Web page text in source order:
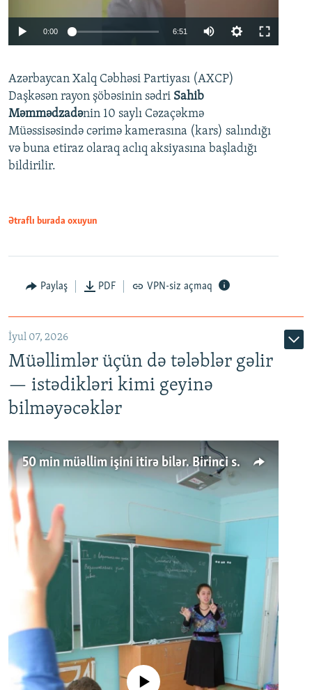
Auto 240p 360p
720p 1080p
0:00 6:51
360p
720p
1080p
Azərbaycan Xalq Cəbhəsi Partiyası (AXCP)
Daşkəsən rayon şöbəsinin sədri Sahib
Məmmədzadənin 10 saylı Cəzaçəkmə
Müəssisəsində cərimə kamerasına (kars) salındığı
və buna etiraz olaraq aclıq aksiyasına başladığı
bildirilir.
Ətraflı burada oxuyun
Paylaş PDF VPN-siz açmaq
İyul 07, 2026
Müəllimlər üçün də tələblər gəlir
— istədikləri kimi geyinə
bilməyəcəklər
50 min müəllim işini itirə bilər. Birinci sinfə gedənlər azalır
No media source currently available